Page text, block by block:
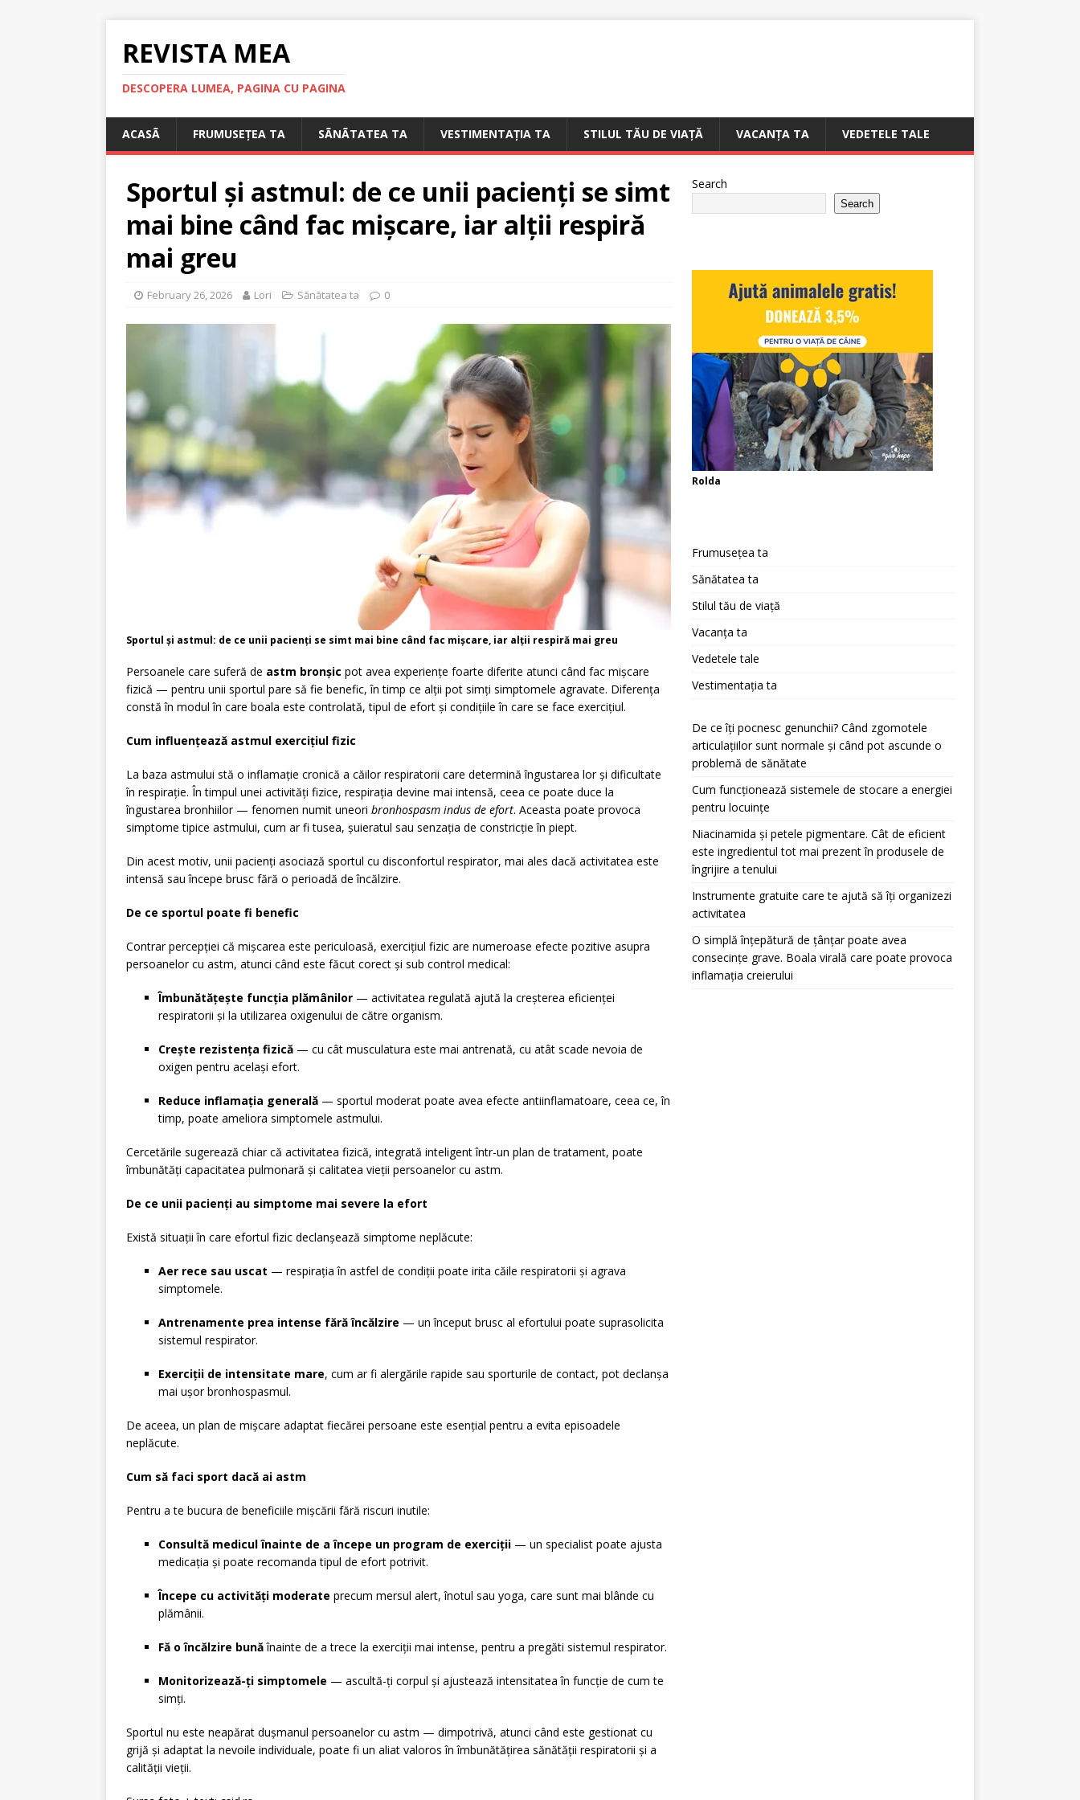
REVISTA MEA
DESCOPERA LUMEA, PAGINA CU PAGINA
ACASÃ FRUMUSEȚEA TA SÃNÃTATEA TA VESTIMENTAȚIA TA STILUL TĂU DE VIAȚĂ VACANȚA TA VEDETELE TALE
Sportul și astmul: de ce unii pacienți se simt
mai bine când fac mișcare, iar alții respiră
mai greu
February 26, 2026 Lori Sănătatea ta 0
Sportul și astmul: de ce unii pacienți se simt mai bine când fac mișcare, iar alții respiră mai greu
Persoanele care suferă de astm bronșic pot avea experiențe foarte diferite atunci când fac mișcare
fizică — pentru unii sportul pare să fie benefic, în timp ce alții pot simți simptomele agravate. Diferența
constă în modul în care boala este controlată, tipul de efort și condițiile în care se face exercițiul.
Cum influențează astmul exercițiul fizic
La baza astmului stă o inflamație cronică a căilor respiratorii care determină îngustarea lor și dificultate
în respirație. În timpul unei activități fizice, respirația devine mai intensă, ceea ce poate duce la
îngustarea bronhiilor — fenomen numit uneori bronhospasm indus de efort. Aceasta poate provoca
simptome tipice astmului, cum ar fi tusea, șuieratul sau senzația de constricție în piept.
Din acest motiv, unii pacienți asociază sportul cu disconfortul respirator, mai ales dacă activitatea este
intensă sau începe brusc fără o perioadă de încălzire.
De ce sportul poate fi benefic
Contrar percepției că mișcarea este periculoasă, exercițiul fizic are numeroase efecte pozitive asupra
persoanelor cu astm, atunci când este făcut corect și sub control medical:
Îmbunătățește funcția plămânilor — activitatea regulată ajută la creșterea eficienței
respiratorii și la utilizarea oxigenului de către organism.
Crește rezistența fizică — cu cât musculatura este mai antrenată, cu atât scade nevoia de
oxigen pentru același efort.
Reduce inflamația generală — sportul moderat poate avea efecte antiinflamatoare, ceea ce, în
timp, poate ameliora simptomele astmului.
Cercetările sugerează chiar că activitatea fizică, integrată inteligent într-un plan de tratament, poate
îmbunătăți capacitatea pulmonară și calitatea vieții persoanelor cu astm.
De ce unii pacienți au simptome mai severe la efort
Există situații în care efortul fizic declanșează simptome neplăcute:
Aer rece sau uscat — respirația în astfel de condiții poate irita căile respiratorii și agrava
simptomele.
Antrenamente prea intense fără încălzire — un început brusc al efortului poate suprasolicita
sistemul respirator.
Exerciții de intensitate mare, cum ar fi alergările rapide sau sporturile de contact, pot declanșa
mai ușor bronhospasmul.
De aceea, un plan de mișcare adaptat fiecărei persoane este esențial pentru a evita episoadele
neplăcute.
Cum să faci sport dacă ai astm
Pentru a te bucura de beneficiile mișcării fără riscuri inutile:
Consultă medicul înainte de a începe un program de exerciții — un specialist poate ajusta
medicația și poate recomanda tipul de efort potrivit.
Începe cu activități moderate precum mersul alert, înotul sau yoga, care sunt mai blânde cu
plămânii.
Fă o încălzire bunăînainte de a trece la exerciții mai intense, pentru a pregăti sistemul respirator.
Monitorizează-ți simptomele — ascultă-ți corpul și ajustează intensitatea în funcție de cum te
simți.
Sportul nu este neapărat dușmanul persoanelor cu astm — dimpotrivă, atunci când este gestionat cu
grijă și adaptat la nevoile individuale, poate fi un aliat valoros în îmbunătățirea sănătății respiratorii și a
calității vieții.
Search
Search
Rolda
Frumusețea ta
Sănătatea ta
Stilul tău de viață
Vacanța ta
Vedetele tale
Vestimentația ta
De ce îți pocnesc genunchii? Când zgomotele
articulațiilor sunt normale și când pot ascunde o
problemă de sănătate
Cum funcționează sistemele de stocare a energiei
pentru locuințe
Niacinamida și petele pigmentare. Cât de eficient
este ingredientul tot mai prezent în produsele de
îngrijire a tenului
Instrumente gratuite care te ajută să îți organizezi
activitatea
O simplă înțepătură de țânțar poate avea
consecințe grave. Boala virală care poate provoca
inflamația creierului